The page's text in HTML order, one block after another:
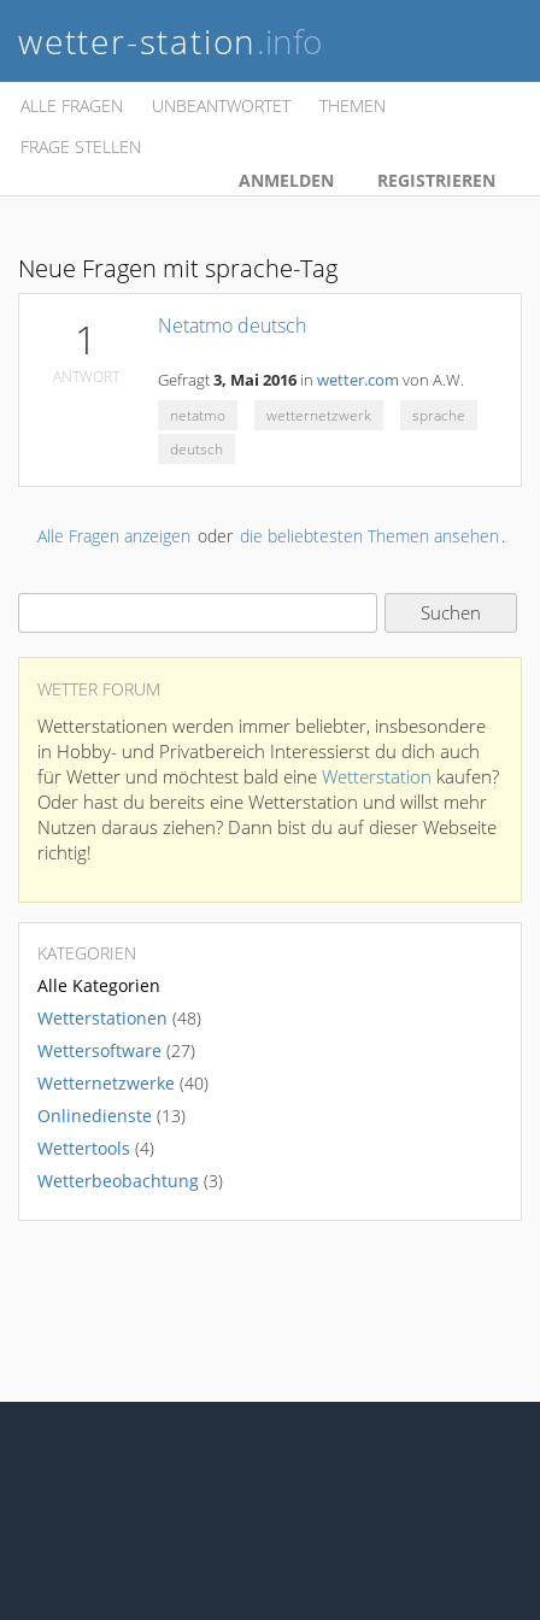
wetter-station.info
ALLE FRAGEN UNBEANTWORTET
THEMEN
FRAGE STELLEN
ANMELDEN
REGISTRIEREN
Neue Fragen mit sprache-Tag
1
ANTWORT
Netatmo deutsch
Gefragt3, Mai 2016 in wetter.com von A.W.
netatmo
wetternetzwerk
sprache
deutsch
Alle Fragen anzeigen oder die beliebtesten Themen ansehen .
WETTER FORUM
Wetterstationen werden immer beliebter, insbesondere
in Hobby- und Privatbereich Interessierst du dich auch
für Wetter und möchtest bald eine Wetterstation kaufen?
Oder hast du bereits eine Wetterstation und willst mehr
Nutzen daraus ziehen? Dann bist du auf dieser Webseite
richtig!
KATEGORIEN
Alle Kategorien
Wetterstationen (48)
Wettersoftware (27)
Wetternetzwerke (40)
Onlinedienste (13)
Wettertools (4)
Wetterbeobachtung (3)